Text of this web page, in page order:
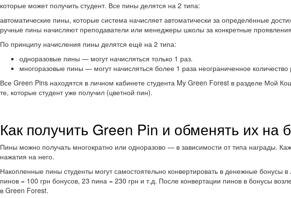
которые может получить студент. Все пины делятся на 2 типа:
автоматические пины, которые система начисляет автоматически за определённые
ручные пины начисляют преподаватели или менеджеры школы за конкретные
По принципу начисления пины делятся ещё на 2 типа:
одноразовые пины — могут начисляться только 1 раз.
многоразовые пины — могут начисляться более 1 раза неограниченное
Все Green Pins находятся в личном кабинете студента My Green Forest в разделе Мой
те, которые студент уже получил (цветной пин).
Как получить Green Pin и обменять их на
Пины можно получать многократно или одноразово — в зависимости от типа награды.
нажатия на него.
Накопленные пины студенты могут самостоятельно конвертировать в денежные
пинов = 100 грн бонусов, 23 пина = 230 грн и т.д. После конвертации пинов в бонусы
в Green Forest.